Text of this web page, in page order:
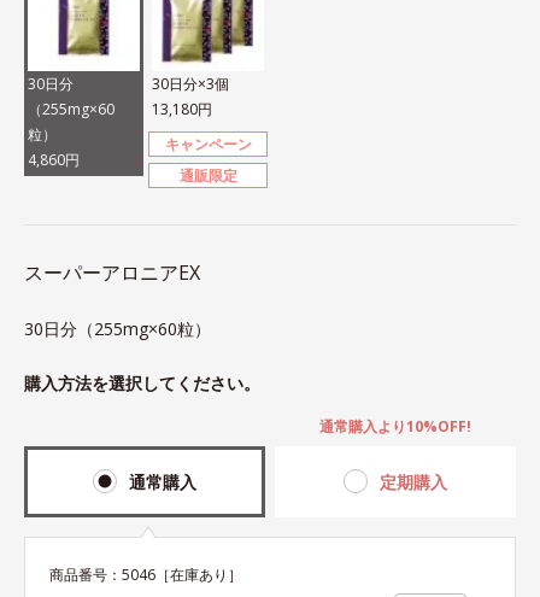
30日分
（255mg×60
粒）
4,860円
30日分×3個
13,180円
キャンペーン
通販限定
スーパーアロニアEX
30日分（255mg×60粒）
購入方法を選択してください。
通常購入 定期購入
通常購入より10%OFF!
商品番号： 5046 ［在庫あり］